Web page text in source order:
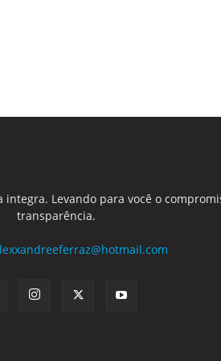
Levando para você o
transparência.